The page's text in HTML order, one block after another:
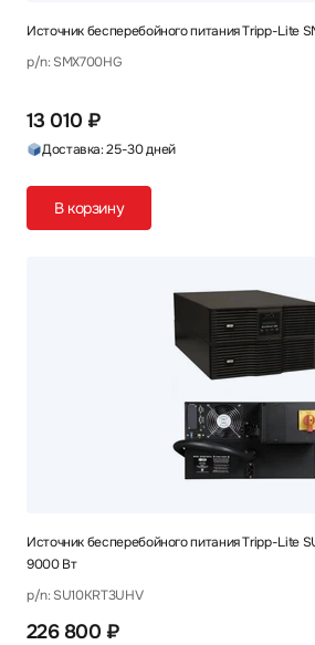
Источник бесперебойного питания Tripp-Lite
p/n: SMX700HG
13 010 ₽
Доставка: 25-30 дней
В корзину
Источник бесперебойного питания Tripp-Lite
9000 Вт
p/n: SU10KRT3UHV
226 800 ₽